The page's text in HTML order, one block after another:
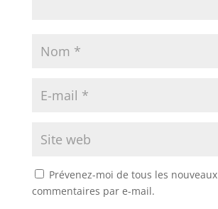
Prévenez-moi de tous les nouveaux
commentaires par e-mail.